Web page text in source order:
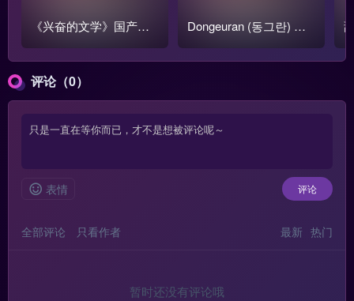
《兴奋的文学》国产跳
蛋阅读1-3季全集【含番
外篇】
Dongeuran (동그란) 写
真COS作品原图合集
评论（0）
表情 评论
全部评论 只看作者 最新 热门
暂时还没有评论哦